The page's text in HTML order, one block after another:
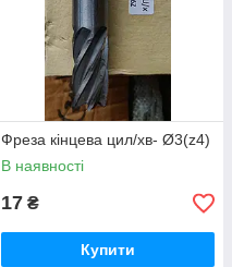
Фреза кінцева цил/хв- Ø3(z4)
В наявності
17 ₴
Купити